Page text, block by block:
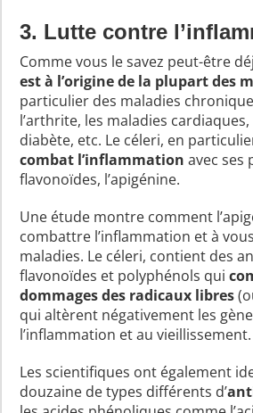
3. Lutte contre
Comme vous le savez peut-être
est à l’origine de la plupart des
particulier des maladies
l’arthrite, les maladies
diabète, etc. Le céleri, en
combat l’inflammationavec ses
flavonoïdes, l’apigénine.
Une étude montre comment
combattre l’inflammation et à
maladies. Le céleri, contient des
flavonoïdes et polyphénols qui
dommages des radicaux libres
qui altèrent négativement les
l’inflammation et au vieillissement.
Les scientifiques ont également
douzaine de types différents d’